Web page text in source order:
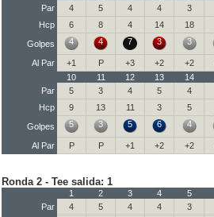
Par
4 5 4 4 3
Hcp
6 8 4 14 18
Golpes
4 4 7 3 3
Al Par +1 P +3 +2 +2
10
11 12 13 14
Par
5 3 4 5 4
Hcp
9 13 11 3 5
Golpes
5 3 5 6 4
Al Par P P +1 +2 +2
Ronda 2 - Tee salida: 1
1 2 3 4 5
Par
4 5 4 4 3